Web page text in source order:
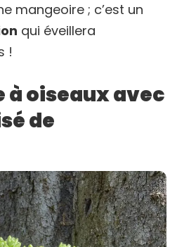
mangeoire ; c’est un
qui éveillera
!
oiseaux avec
de